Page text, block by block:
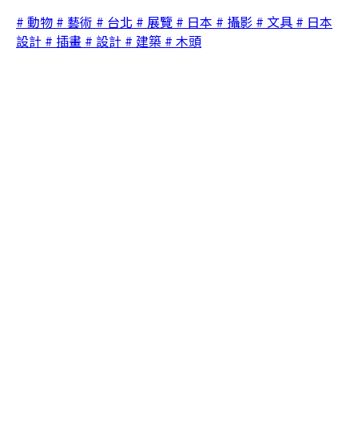
# 動物 # 藝術 # 台北 # 展覽 # 日本 # 攝影 # 文具 # 日本
設計 # 插畫 # 設計 # 建築 # 木頭